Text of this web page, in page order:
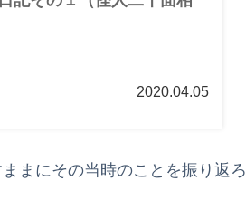
2020.04.05
まにその当時のことを振り返ろ